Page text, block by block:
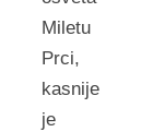
Miletu
Prci,
kasnije
je